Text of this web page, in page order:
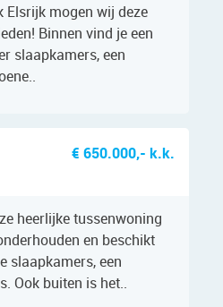
Elsrijk mogen wij deze
Binnen vind je een
slaapkamers, een
€ 650.000,- k.k.
heerlijke tussenwoning
en beschikt
slaapkamers, een
Ook buiten is het..